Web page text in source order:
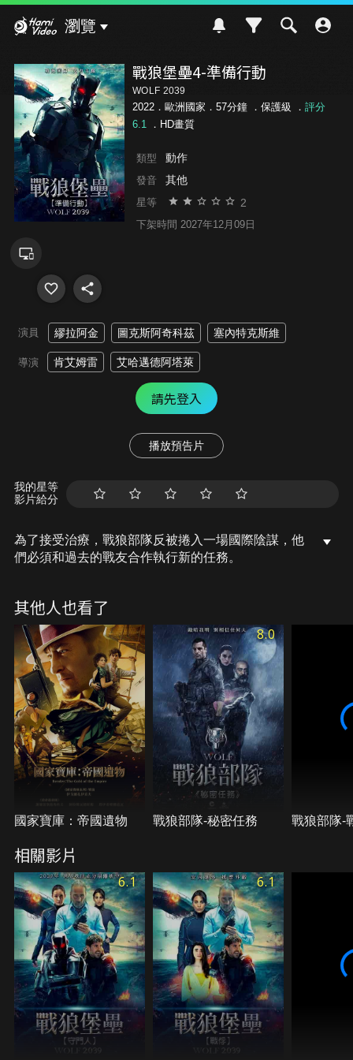
瀏覽
戰狼堡壘4-準備行動
WOLF 2039
2022．歐洲國家．57分鐘 ． 保護級 ． 評分
6.1．HD畫質
類型 動作
發音 其他
星等 2
下架時間 2027年12月09日
演員 繆拉阿金 圖克斯阿奇科茲 塞內特克斯維
導演 肯艾姆雷 艾哈邁德阿塔萊
請先登入
播放預告片
我的星等
影片給分
為了接受治療，戰狼部隊反被捲入一場國際陰謀，他
們必須和過去的戰友合作執行新的任務。
其他人也看了
國家寶庫：帝國遺物
8.0
戰狼部隊-秘密任務 戰狼部隊-
相關影片
6.1 6.1